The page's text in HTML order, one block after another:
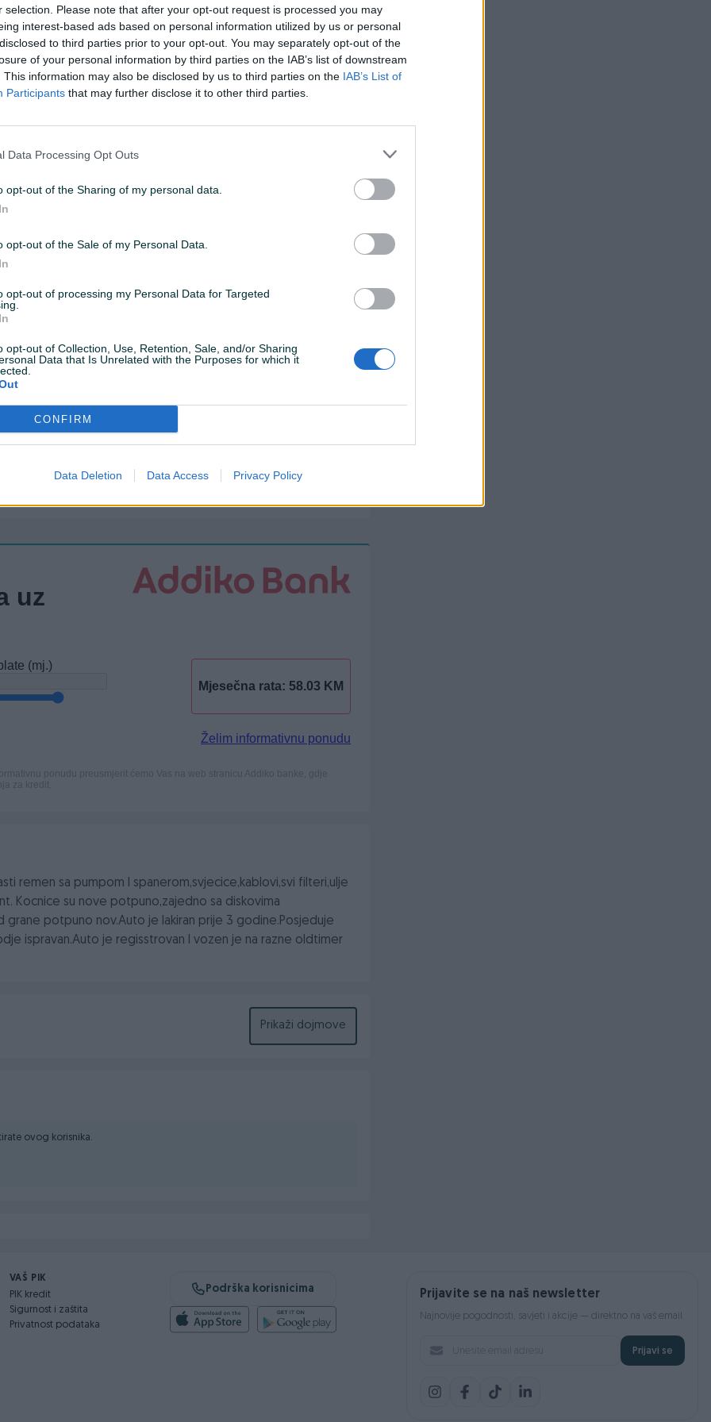
selection. Please note that after your opt-out request is processed you may
interest-based ads based on personal information utilized by us or personal
to third parties prior to your opt-out. You may separately opt-out of the
of your personal information by third parties on the IAB’s list of downstream
This information may also be disclosed by us to third parties on the IAB’s List of
Participants that may further disclose it to other third parties.
Data Processing Opt Outs
opt-out of the Sharing of my personal data.
opt-out of the Sale of my Personal Data.
opt-out of processing my Personal Data for Targeted
opt-out of Collection, Use, Retention, Sale, and/or Sharing
Data that Is Unrelated with the Purposes for which it
CONFIRM
Data Deletion Data Access Privacy Policy
Registrovan
Datum objave 09.06.2016
Šiber
remen sa pumpom I spanerom,svjecice,kablovi,svi filteri,ulje
Kocnice su nove potpuno,zajedno sa diskovima
grane potpuno nov.Auto je lakiran prije 3 godine.Posjeduje
ispravan.Auto je regisstrovan I vozen je na razne oldtimer
Prikaži dojmove
ovog korisnika.
VAŠ PIK
PIK kredit
Sigurnost i zaštita
Privatnost podataka
Podrška korisnicima Prijavite se na naš newsletter
Najnovije pogodnosti, savjeti i akcije — direktno na vaš email.
Prijavi se